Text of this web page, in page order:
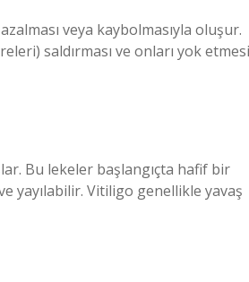
veya kaybolmasıyla oluşur.
saldırması ve onları yok etmesi
Bu lekeler başlangıçta hafif bir
yayılabilir. Vitiligo genellikle yavaş